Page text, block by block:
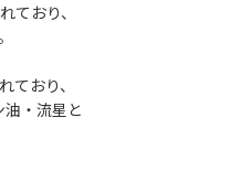
ており、
ており、
・流星と